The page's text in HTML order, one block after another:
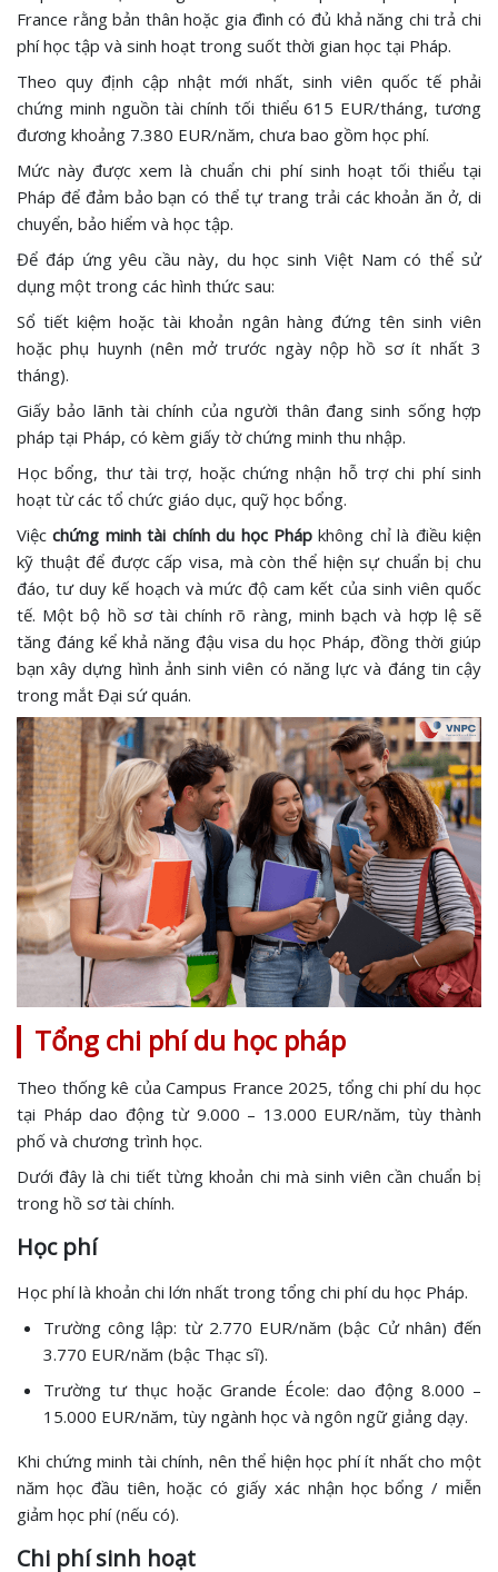
France rằng bản thân hoặc gia đình có đủ khả năng chi trả chi
phí học tập và sinh hoạt trong suốt thời gian học tại Pháp.
Theo quy định cập nhật mới nhất, sinh viên quốc tế phải
chứng minh nguồn tài chính tối thiểu 615 EUR/tháng, tương
đương khoảng 7.380 EUR/năm, chưa bao gồm học phí.
Mức này được xem là chuẩn chi phí sinh hoạt tối thiểu tại
Pháp để đảm bảo bạn có thể tự trang trải các khoản ăn ở, di
chuyển, bảo hiểm và học tập.
Để đáp ứng yêu cầu này, du học sinh Việt Nam có thể sử
dụng một trong các hình thức sau:
Sổ tiết kiệm hoặc tài khoản ngân hàng đứng tên sinh viên
hoặc phụ huynh (nên mở trước ngày nộp hồ sơ ít nhất 3
tháng).
Giấy bảo lãnh tài chính của người thân đang sinh sống hợp
pháp tại Pháp, có kèm giấy tờ chứng minh thu nhập.
Học bổng, thư tài trợ, hoặc chứng nhận hỗ trợ chi phí sinh
hoạt từ các tổ chức giáo dục, quỹ học bổng.
Việcchứng minh tài chính du học Phápkhông chỉ là điều kiện
kỹ thuật để được cấp visa, mà còn thể hiện sự chuẩn bị chu
đáo, tư duy kế hoạch và mức độ cam kết của sinh viên quốc
tế. Một bộ hồ sơ tài chính rõ ràng, minh bạch và hợp lệ sẽ
tăng đáng kể khả năng đậu visa du học Pháp, đồng thời giúp
bạn xây dựng hình ảnh sinh viên có năng lực và đáng tin cậy
trong mắt Đại sứ quán.
Tổng chi phí du học pháp
Theo thống kê của Campus France 2025, tổng chi phí du học
tại Pháp dao động từ 9.000 – 13.000 EUR/năm, tùy thành
phố và chương trình học.
Dưới đây là chi tiết từng khoản chi mà sinh viên cần chuẩn bị
trong hồ sơ tài chính.
Học phí
Học phí là khoản chi lớn nhất trong tổng chi phí du học Pháp.
Trường công lập: từ 2.770 EUR/năm (bậc Cử nhân) đến
3.770 EUR/năm (bậc Thạc sĩ).
Trường tư thục hoặc Grande École: dao động 8.000 –
15.000 EUR/năm, tùy ngành học và ngôn ngữ giảng dạy.
Khi chứng minh tài chính, nên thể hiện học phí ít nhất cho một
năm học đầu tiên, hoặc có giấy xác nhận học bổng / miễn
giảm học phí (nếu có).
Chi phí sinh hoạt